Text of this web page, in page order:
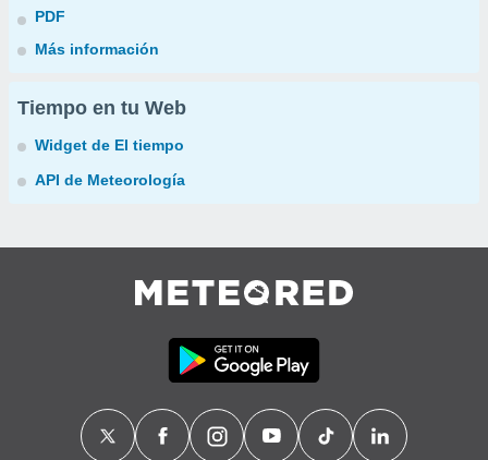
PDF
Más información
Tiempo en tu Web
Widget de El tiempo
API de Meteorología